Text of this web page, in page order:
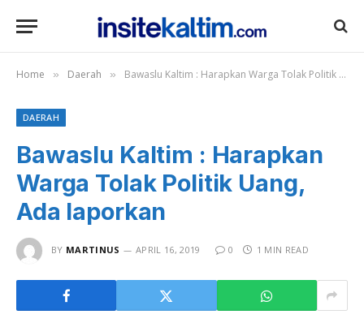
Home » Daerah » Bawaslu Kaltim : Harapkan Warga Tolak Politik Uang, Ada laporkan
DAERAH
Bawaslu Kaltim : Harapkan
Warga Tolak Politik Uang,
Ada laporkan
BY MARTINUS APRIL 16, 2019 0 1 MIN READ